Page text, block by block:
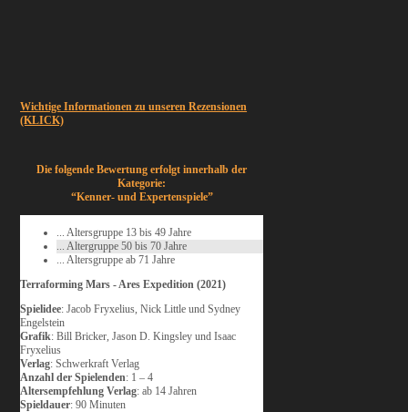
Wichtige Informationen zu unseren Rezensionen
(KLICK)
Die folgende Bewertung erfolgt innerhalb der
Kategorie:
“Kenner- und Expertenspiele”
... Altersgruppe 13 bis 49 Jahre
... Altergruppe 50 bis 70 Jahre
... Altersgruppe ab 71 Jahre
Terraforming Mars - Ares Expedition (2021)
Spielidee: Jacob Fryxelius, Nick Little und Sydney
Engelstein
Grafik: Bill Bricker, Jason D. Kingsley und Isaac
Fryxelius
Verlag: Schwerkraft Verlag
Anzahl der Spielenden: 1 – 4
Altersempfehlung Verlag: ab 14 Jahren
Spieldauer: 90 Minuten